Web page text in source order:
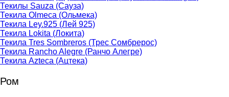
Текилы Sauza (Сауза)
Текила Olmeca (Ольмека)
Текила Ley.925 (Лей 925)
Текила Lokita (Локита)
Текила Tres Sombreros (Трес Сомбрерос)
Текила Rancho Alegre (Ранчо Алегре)
Текила Azteca (Ацтека)
Ром